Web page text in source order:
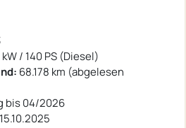
kW / 140 PS (Diesel)
68.178 km (abgelesen
bis 04/2026
15.10.2025